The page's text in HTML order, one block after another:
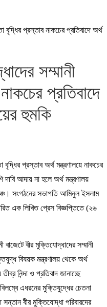
বৃদ্ধির প্রস্তাব নাকচের প্রতিবাদে অর্থ
সম্মানী
প্রতিবাদে
হুমকি
বৃদ্ধির প্রস্তাব অর্থ মন্ত্রণালয়ে নাকচের
দাবি আদায় না হলে অর্থ মন্ত্রণালয়
সংগঠনের সভাপতি আমিনুল ইসলাম
এক লিখিত প্রেস বিজ্ঞপ্তিতে (২৬
বীর মুক্তিযোদ্ধাদের সম্মানী
বিষয়ক মন্ত্রণালয় থেকে অর্থ
নিন্দা ও প্রতিবাদ জানাচ্ছে
এধরনের মুক্তিযুদ্ধের চেতনা
বীর মুক্তিযোদ্ধা পরিবারদের